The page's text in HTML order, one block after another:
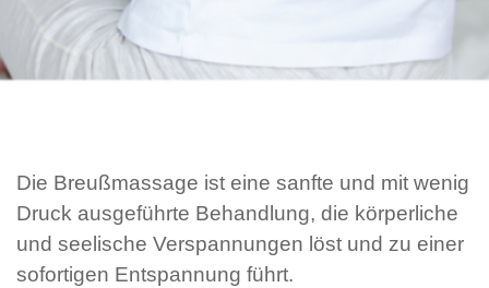
Die Breußmassage ist eine sanfte und mit wenig
Druck ausgeführte Behandlung, die körperliche
und seelische Verspannungen löst und zu einer
sofortigen Entspannung führt.